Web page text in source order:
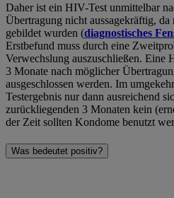
Daher ist ein HIV-Test unmittelbar
Übertragung nicht aussagekräftig,
gebildet wurden (diagnostisches
Erstbefund muss durch eine
Verwechslung auszuschließen. Eine
3 Monate nach möglicher
ausgeschlossen werden. Im
Testergebnis nur dann ausreichend
zurückliegenden 3 Monaten kein
der Zeit sollten Kondome benutzt
Was bedeutet positiv?